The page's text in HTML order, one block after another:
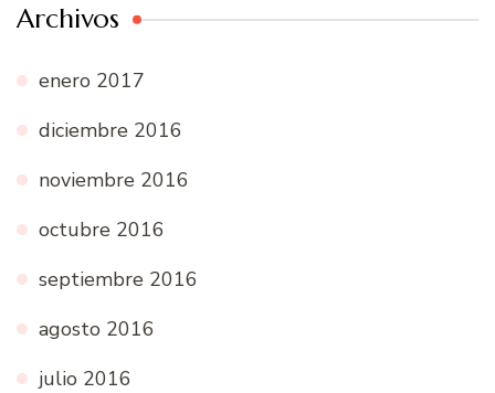
Archivos
enero 2017
diciembre 2016
noviembre 2016
octubre 2016
septiembre 2016
agosto 2016
julio 2016